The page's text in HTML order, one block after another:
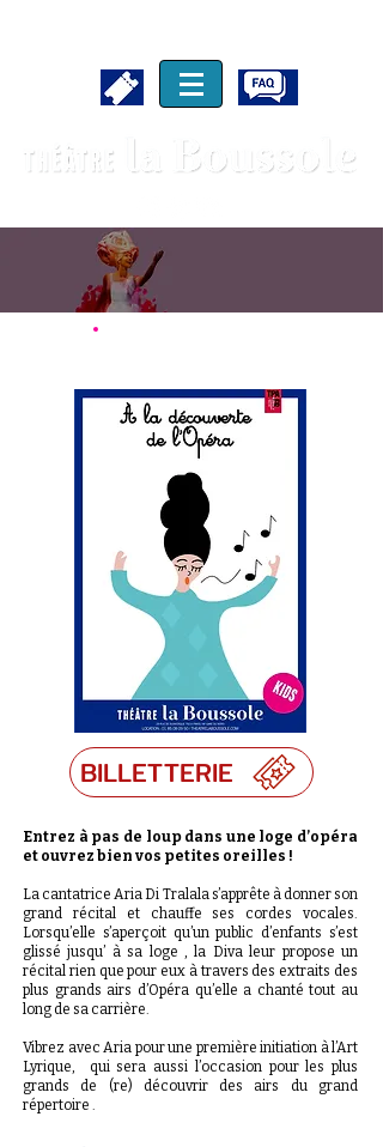
BILLETTERIE
Entrez à pas de loup dans une loge d’opéra
et ouvrez bien vos petites oreilles !
​​La cantatrice Aria Di Tralala s’apprête à donner son
grand récital et chauffe ses cordes vocales.
Lorsqu’elle s’aperçoit qu’un public d’enfants s’est
glissé jusqu’ à sa loge , la Diva leur propose un
récital rien que pour eux à travers des extraits des
plus grands airs d’Opéra qu’elle a chanté tout au
long de sa carrière.
Vibrez avec Aria pour une première initiation à l’Art
Lyrique, qui sera aussi l’occasion pour les plus
grands de (re) découvrir des airs du grand
répertoire .